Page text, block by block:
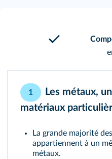
1
Les métaux,
matériaux
La grande majorité
appartiennent à un
métaux.